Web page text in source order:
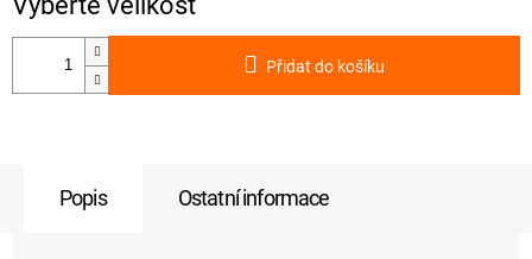
Přidat do košíku
Popis Ostatní informace